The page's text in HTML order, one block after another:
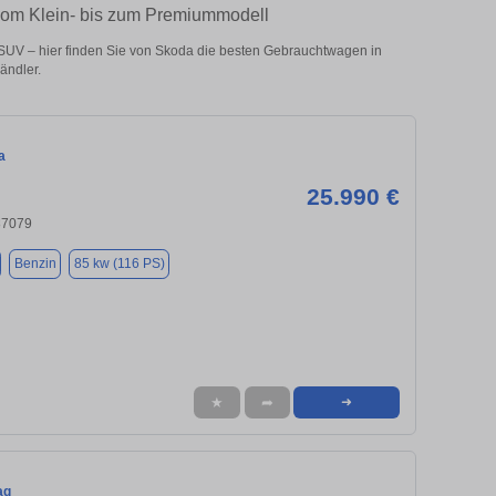
Klein- bis zum Premiummodell
– hier finden Sie von Skoda die besten Gebrauchtwagen in
25.990 €
Benzin 85 kw (116 PS)
★ ➦ ➜